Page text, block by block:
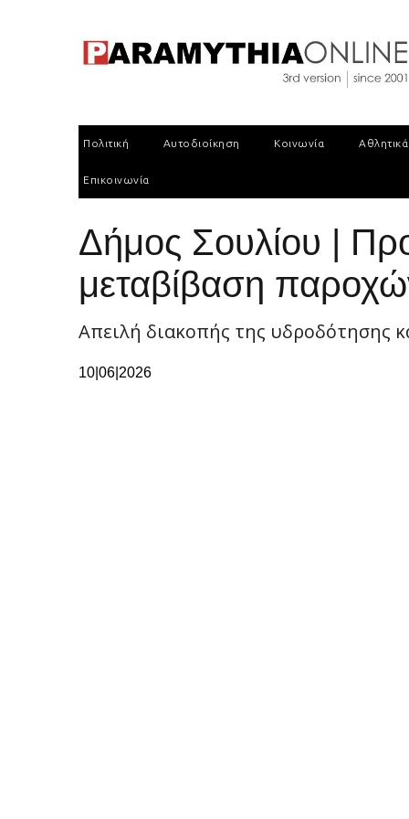
Πολιτική Αυτοδιοίκηση Κοινωνία Αθλητικά
Επικοινωνία
Δήμος Σουλίου |
μεταβίβαση
Απειλή διακοπής της υδροδότησης
10|06|2026